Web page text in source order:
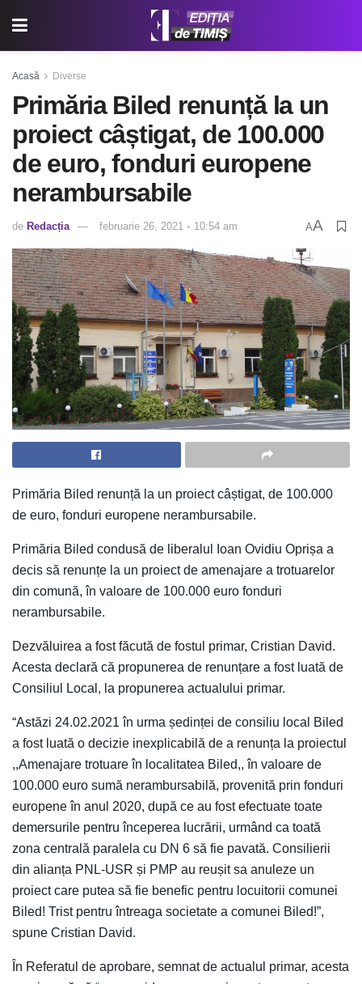
Acasă Diverse
Primăria Biled renunță la un
proiect câștigat, de 100.000
de euro, fonduri europene
nerambursabile
de Redacția februarie 26, 2021 ◦ 10:54 am AA
Primăria Biled renunță la un proiect câștigat, de 100.000
de euro, fonduri europene nerambursabile.
Primăria Biled condusă de liberalul Ioan Ovidiu Oprișa a
decis să renunțe la un proiect de amenajare a trotuarelor
din comună, în valoare de 100.000 euro fonduri
nerambursabile.
Dezvăluirea a fost făcută de fostul primar, Cristian David.
Acesta declară că propunerea de renunțare a fost luată de
Consiliul Local, la propunerea actualului primar.
“Astăzi 24.02.2021 în urma ședinței de consiliu local Biled
a fost luată o decizie inexplicabilă de a renunța la proiectul
,,Amenajare trotuare în localitatea Biled,, în valoare de
100.000 euro sumă nerambursabilă, provenită prin fonduri
europene în anul 2020, după ce au fost efectuate toate
demersurile pentru începerea lucrării, urmând ca toată
zona centrală paralela cu DN 6 să fie pavată. Consilierii
din alianța PNL-USR și PMP au reușit sa anuleze un
proiect care putea să fie benefic pentru locuitorii comunei
Biled! Trist pentru întreaga societate a comunei Biled!”,
spune Cristian David.
În Referatul de aprobare, semnat de actualul primar, acesta